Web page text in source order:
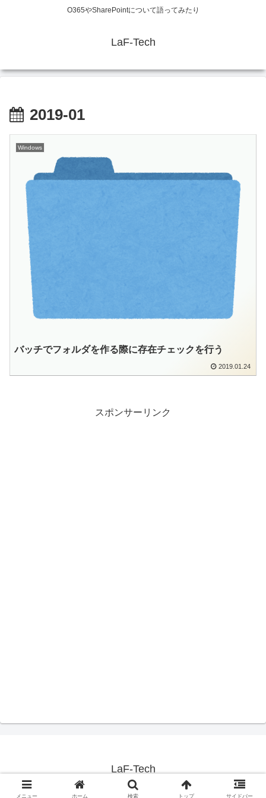
O365やSharePointについて語ってみたり
LaF-Tech
2019-01
Windows
バッチでフォルダを作る際に存在チェックを行う
2019.01.24
スポンサーリンク
LaF-Tech
Copyright © 2018-2026 LaF-Tech All Rights Reserved.
メニュー ホーム 検索 トップ サイドバー